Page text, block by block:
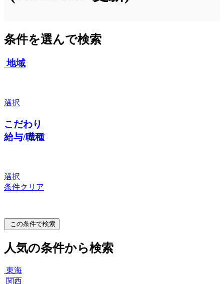
条件を選んで検索
地域
選択
こだわり
給与/職種
選択
条件クリア
この条件で検索
人気の条件から検索
東海
関西